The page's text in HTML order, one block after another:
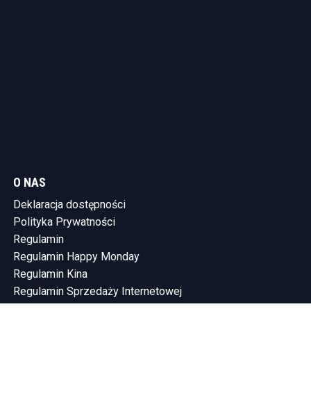
O NAS
Deklaracja dostępności
Polityka Prywatności
Regulamin
Regulamin Happy Monday
Regulamin Kina
Regulamin Sprzedaży Internetowej